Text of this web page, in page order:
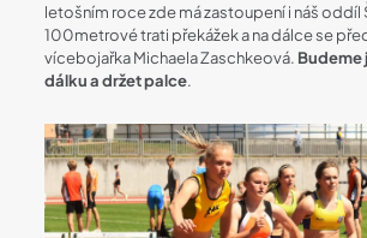
letošním roce zde má zastoupení i náš oddíl
100metrové trati překážek a na dálce se
vícebojařka Michaela Zaschkeová. Budeme
dálku a držet palce.